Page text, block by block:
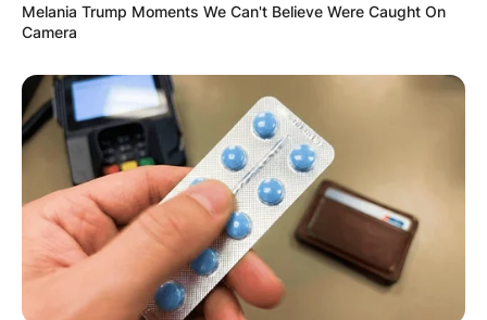
Melania Trump Moments We Can't Believe Were Caught On
Camera